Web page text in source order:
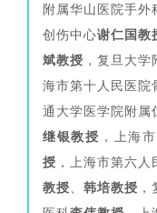
附属华山医院手外
创伤中心谢仁国教
斌教授 ，复旦大
海市第十人民医院
通大学医学院附属
继银教授 ，上海
授 ，上海市第六
教授 、韩培教授